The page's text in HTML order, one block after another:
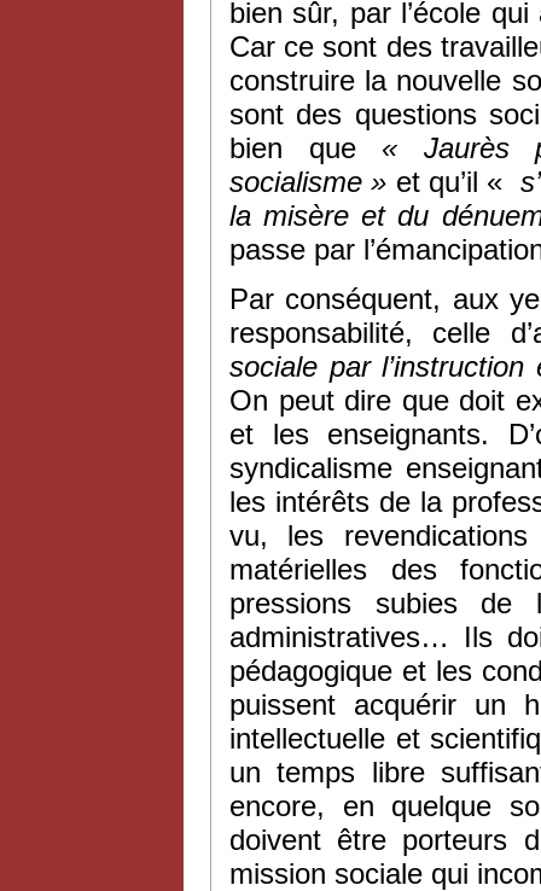
bien sûr, par l’école
Car ce sont des
construire la nouvelle
sont des questions
bien que « Jaurès
socialisme » et qu’il «
la misère et du
passe par
Par conséquent, aux
responsabilité, celle
sociale par
On peut dire que doit
et les enseignants.
syndicalisme
les intérêts de la
vu, les
matérielles des
pressions subies
administratives… Ils
pédagogique et les
puissent acquérir un
intellectuelle et
un temps libre
encore, en quelque
doivent être porteurs
mission sociale qui